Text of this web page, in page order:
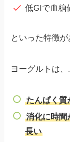
低GIで血糖
といった特徴が
ヨーグルトは
たんぱく質
消化に時間
長い